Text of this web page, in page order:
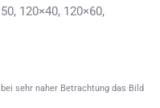
120×40, 120×60,
sehr naher Betrachtung das Bild